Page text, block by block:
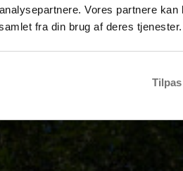
Vores partnere
fra din brug af deres tjenester.
Tilpas